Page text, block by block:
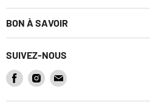
Politique d'expédition
Politique de retour
Effectuer un retour
Nous Contacter
BON À SAVOIR
Registre
SUIVEZ-NOUS
Trouvez-Trouvez-Trouvez-